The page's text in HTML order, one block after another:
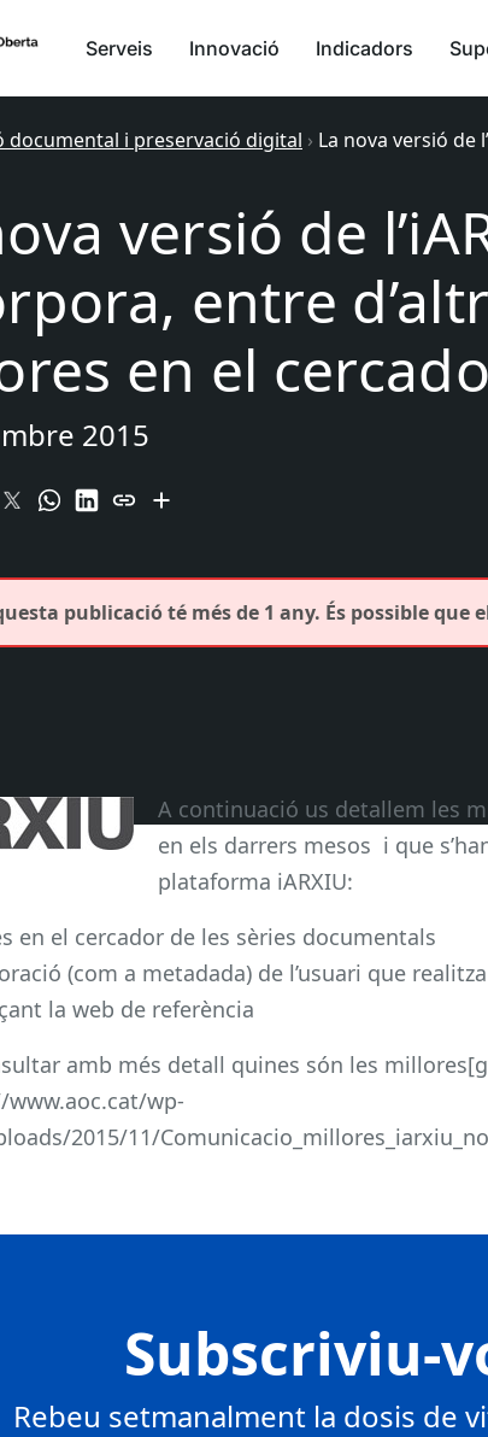
Serveis Innovació Indicadors
documental i preservació digital › La nova versió de
versió de
entre
en el
2015
publicació té més de 1 any. És possible
A continuació us detallem les
en els darrers mesos i que
plataforma iARXIU:
en el cercador de les sèries documentals
(com a metadada) de l’usuari que
la web de referència
amb més detall quines són les
wp-
2015/11/
Subscriviu-
Rebeu setmanalment la dosis de